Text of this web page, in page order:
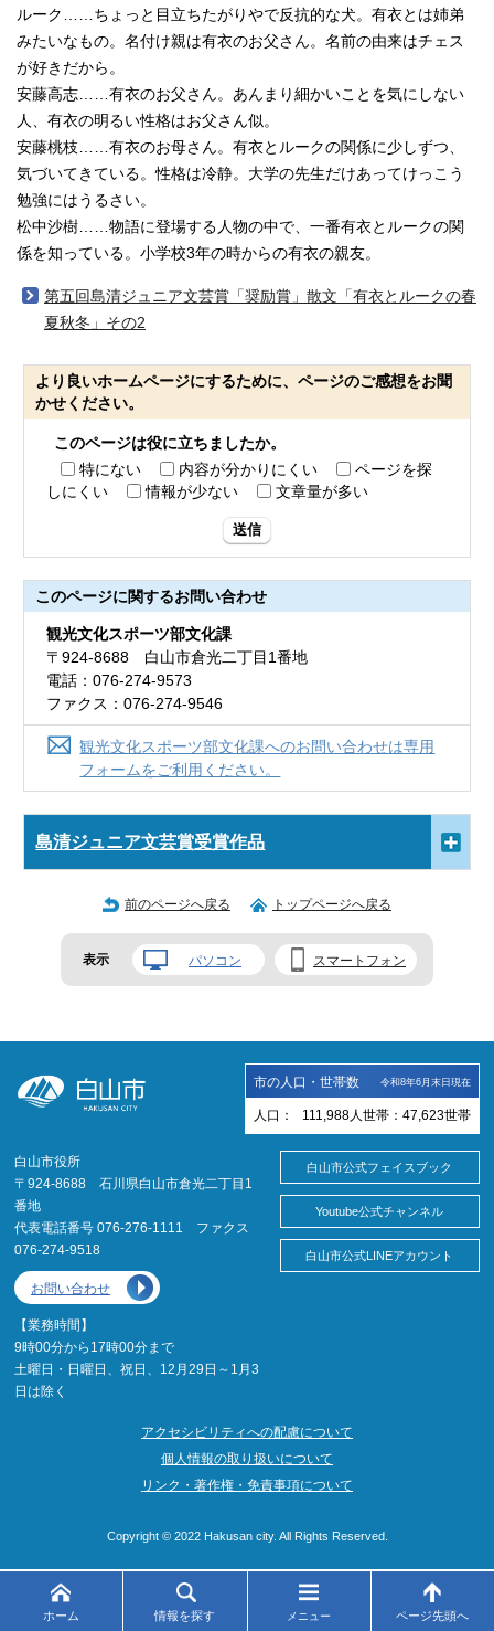
ルーク……ちょっと目立ちたがりやで反抗的な犬。有衣とは姉弟
みたいなもの。名付け親は有衣のお父さん。名前の由来はチェス
が好きだから。
安藤高志……有衣のお父さん。あんまり細かいことを気にしない
人、有衣の明るい性格はお父さん似。
安藤桃枝……有衣のお母さん。有衣とルークの関係に少しずつ、
気づいてきている。性格は冷静。大学の先生だけあってけっこう
勉強にはうるさい。
松中沙樹……物語に登場する人物の中で、一番有衣とルークの関
係を知っている。小学校3年の時からの有衣の親友。
第五回島清ジュニア文芸賞「奨励賞」散文「有衣とルークの春
夏秋冬」その2
より良いホームページにするために、ページのご感想をお聞
かせください。
このページは役に立ちましたか。
特にない
内容が分かりにくい
ページを探
しにくい
情報が少ない 文章量が多い
送信
このページに関するお問い合わせ
観光文化スポーツ部文化課
〒924-8688 白山市倉光二丁目1番地
電話：076-274-9573
ファクス：076-274-9546
観光文化スポーツ部文化課へのお問い合わせは専用
フォームをご利用ください。
島清ジュニア文芸賞受賞作品
前のページへ戻る トップページへ戻る
表示 パソコン スマートフォン
ホーム 情報を探す メニュー ページ先頭へ
市の人口・世帯数 令和8年6月末日現在
人口： 111,988 人 世帯： 47,623世帯
白山市役所
〒924-8688 石川県白山市倉光二丁目1
番地
代表電話番号 076-276-1111 ファクス
076-274-9518
お問い合わせ
【業務時間】
9時00分から17時00分まで
土曜日・日曜日、祝日、12月29日～1月3
日は除く
白山市公式フェイスブック
Youtube公式チャンネル
白山市公式LINEアカウント
アクセシビリティへの配慮について
個人情報の取り扱いについて
リンク・著作権・免責事項について
Copyright © 2022 Hakusan city. All Rights Reserved.